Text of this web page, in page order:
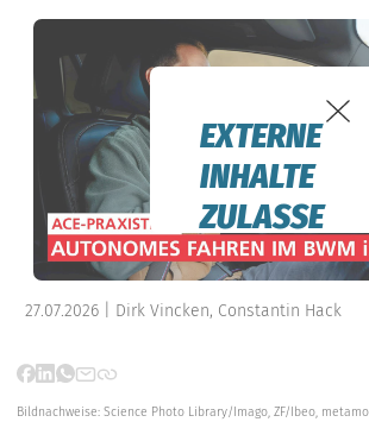
EXTERNE
INHALTE
ZULASSE
N
dieses Videos ist
erforderlich. Mit
27.07.2026 | Dirk Vincken, Constantin Hack
Bildnachweise: Science Photo Library/Imago, ZF/Ibeo,